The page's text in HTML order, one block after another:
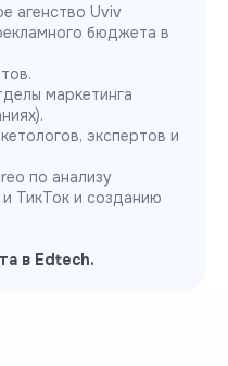
агенство Uviv
бюджета в
маркетинга
экспертов и
по анализу
ТикТок и созданию
в Edtech.